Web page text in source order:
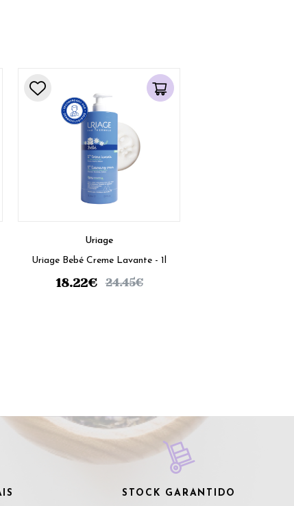
Uriage
Uriage Bebé Creme Lavante - 1l
18.22€ 24.45€
STOCK GARANTIDO